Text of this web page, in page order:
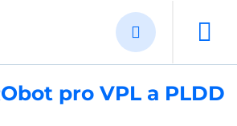
pro VPL a PLDD